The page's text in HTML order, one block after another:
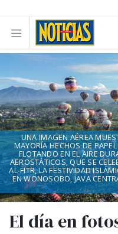
El día en
UNA IMAGEN AÉREA
MAYORÍA HECHOS DE
FLOTANDO EN EL AIRE
AEROSTÁTICOS, QUE SE
AL-FITR, LA FESTIVIDAD
EN WONOSOBO, JAVA